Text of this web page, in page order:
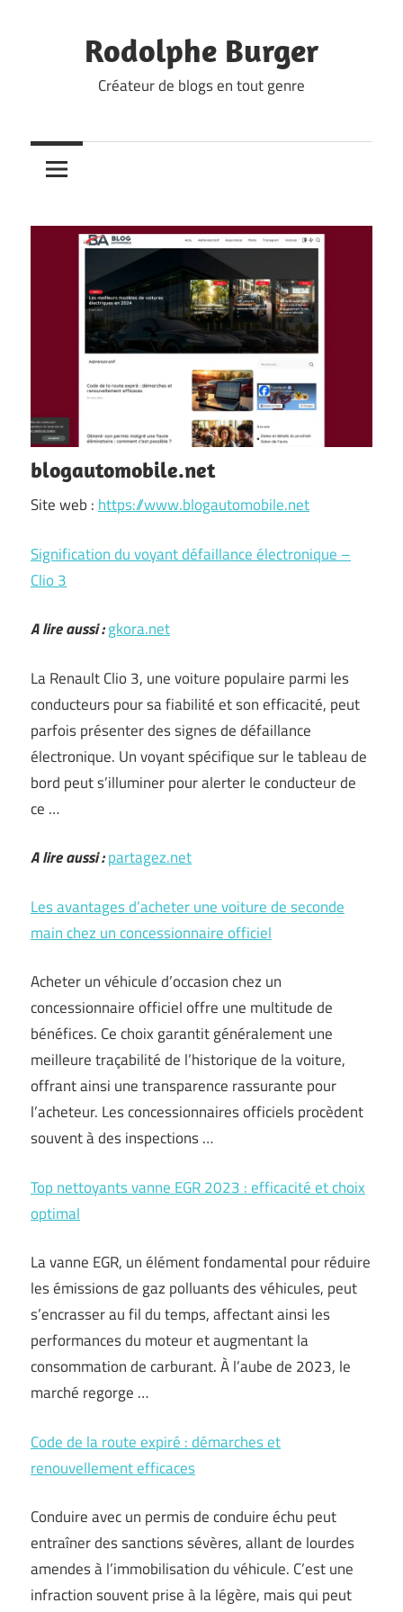
Rodolphe Burger
Créateur de blogs en tout genre
blogautomobile.net
Site web : https://www.blogautomobile.net
Signification du voyant défaillance électronique –
Clio 3
A lire aussi :gkora.net
La Renault Clio 3, une voiture populaire parmi les
conducteurs pour sa fiabilité et son efficacité, peut
parfois présenter des signes de défaillance
électronique. Un voyant spécifique sur le tableau de
bord peut s’illuminer pour alerter le conducteur de
ce …
A lire aussi :partagez.net
Les avantages d’acheter une voiture de seconde
main chez un concessionnaire officiel
Acheter un véhicule d’occasion chez un
concessionnaire officiel offre une multitude de
bénéfices. Ce choix garantit généralement une
meilleure traçabilité de l’historique de la voiture,
offrant ainsi une transparence rassurante pour
l’acheteur. Les concessionnaires officiels procèdent
souvent à des inspections …
Top nettoyants vanne EGR 2023 : efficacité et choix
optimal
La vanne EGR, un élément fondamental pour réduire
les émissions de gaz polluants des véhicules, peut
s’encrasser au fil du temps, affectant ainsi les
performances du moteur et augmentant la
consommation de carburant. À l’aube de 2023, le
marché regorge …
Code de la route expiré : démarches et
renouvellement efficaces
Conduire avec un permis de conduire échu peut
entraîner des sanctions sévères, allant de lourdes
amendes à l’immobilisation du véhicule. C’est une
infraction souvent prise à la légère, mais qui peut